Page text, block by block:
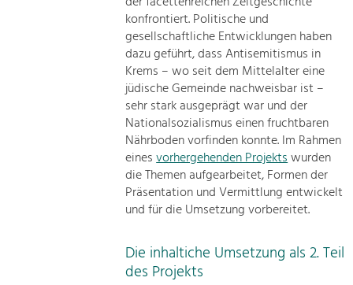
konfrontiert. Politische und
gesellschaftliche Entwicklungen haben
dazu geführt, dass Antisemitismus in
Krems – wo seit dem Mittelalter eine
jüdische Gemeinde nachweisbar ist –
sehr stark ausgeprägt war und der
Nationalsozialismus einen fruchtbaren
Nährboden vorfinden konnte. Im Rahmen
einesvorhergehenden Projektswurden
die Themen aufgearbeitet, Formen der
Präsentation und Vermittlung entwickelt
und für die Umsetzung vorbereitet.
Die inhaltiche Umsetzung als 2. Teil
des Projekts